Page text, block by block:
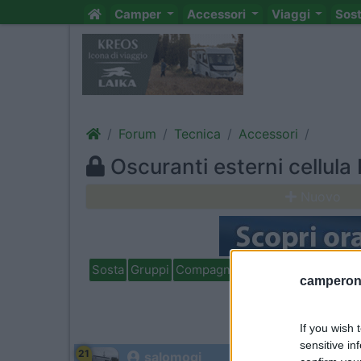
If you wish
sensitive
Camper Accessori Viaggi
Forum Tecnica Accessori
Oscuranti esterni cellula
Sosta Gruppi Compagni
21 salomogi